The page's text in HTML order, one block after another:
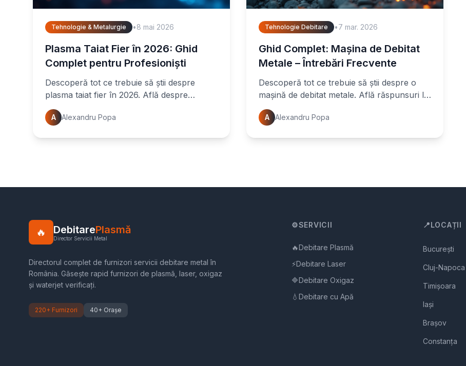
Tehnologie & Metalurgie •8 mai 2026
Plasma Taiat Fier în 2026: Ghid
Complet pentru Profesioniști
Descoperă tot ce trebuie să știi despre
plasma taiat fier în 2026. Află despre
tehnologii avansate, eficiență sporită și
siguranță optimă. Îmbunătățește-ți
A Alexandru Popa
Tehnologie Debitare •7 mar. 2026
Ghid Complet: Mașina de Debitat
Metale – Întrebări Frecvente
Descoperă tot ce trebuie să știi despre o
mașină de debitat metale. Află răspunsuri la
întrebări frecvente și alege soluția ideală
pentru proiectele tale
A Alexandru Popa
🔥 DebitarePlasmă
Director Servicii Metal
Directorul complet de furnizori servicii debitare metal în
România. Găsește rapid furnizori de plasmă, laser, oxigaz
și waterjet verificați.
220+ Furnizori 40+ Orașe
⚙️SERVICII
🔥Debitare Plasmă
⚡Debitare Laser
🔷Debitare Oxigaz
💧 Debitare cu Apă
📍LOCAȚII
București
Cluj-Napoca
Timișoara
Iași
Brașov
Constanța